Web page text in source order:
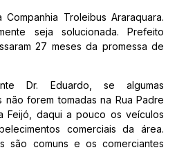
Troleibus Araraquara.
seja solucionada. Prefeito
27 meses da promessa de
Dr. Eduardo, se algumas
não forem tomadas na Rua Padre
Feijó, daqui a pouco os veículos
comerciais da área.
são comuns e os comerciantes